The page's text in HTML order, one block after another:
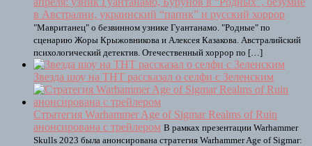
в Австралии, украинский “папик” и русский хоррор
"Мавританец" о безвинном узнике Гуантанамо. "Родные" по
сценарию Жоры Крыжовникова и Алексея Казакова. Австралийский
психологический детектив. Отечественный хоррор по […]
Звезда шоу на ТНТ рассказал о селфи с Зеленским
Стратегия Warhammer Age of Sigmar Realms of Ruin
анонсирована с трейлером В рамках презентации Warhammer
Skulls 2023 была анонсирована стратегия Warhammer Age of Sigmar: